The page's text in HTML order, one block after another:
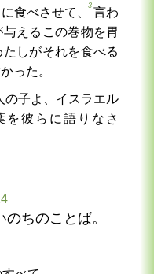
食べさせて、
3
言わ
えるこの巻物を胃
しがそれを食べる
った。
の子よ、イスラエル
を彼らに語りなさ
ちのことば。